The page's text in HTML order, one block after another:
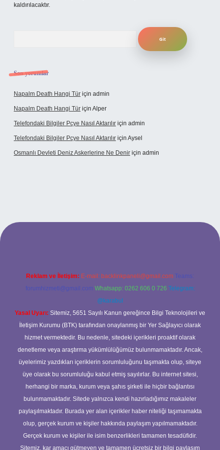
kaldırılacaktır.
Son yorumlar
Napalm Death Hangi Tür için admin
Napalm Death Hangi Tür için Alper
Telefondaki Bilgiler Pcye Nasıl Aktarılır için admin
Telefondaki Bilgiler Pcye Nasıl Aktarılır için Aysel
Osmanlı Devleti Deniz Askerlerine Ne Denir için admin
giriş
Reklam ve İletişim: E-mail: backlinkpaneli@gmail.com Teams:
forumhizmeti@gmail.com Whatsapp: 0262 606 0 726 Telegram:
@karabul
Yasal Uyarı: Sitemiz, 5651 Sayılı Kanun gereğince Bilgi Teknolojileri ve
İletişim Kurumu (BTK) tarafından onaylanmış bir Yer Sağlayıcı olarak
hizmet vermektedir. Bu nedenle, sitedeki içerikleri proaktif olarak
denetleme veya araştırma yükümlülüğümüz bulunmamaktadır. Ancak,
üyelerimiz yazdıkları içeriklerin sorumluluğunu taşımakta olup, siteye
üye olarak bu sorumluluğu kabul etmiş sayılırlar. Bu internet sitesi,
herhangi bir marka, kurum veya şahıs şirketi ile hiçbir bağlantısı
bulunmamaktadır. Sitede yalnızca kendi hazırladığımız makaleler
paylaşılmaktadır. Burada yer alan içerikler haber niteliği taşımamakta
olup, gerçek kurum ve kişiler hakkında paylaşım yapılmamaktadır.
Gerçek kurum ve kişiler ile isim benzerlikleri tamamen tesadüfidir.
Sitemiz, kar amacı gütmeyen ve tamamen ücretsiz bir bilgi paylaşım